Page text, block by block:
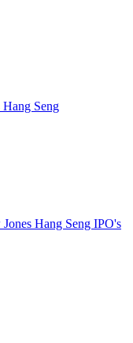
Hang Seng
Hang Seng IPO's